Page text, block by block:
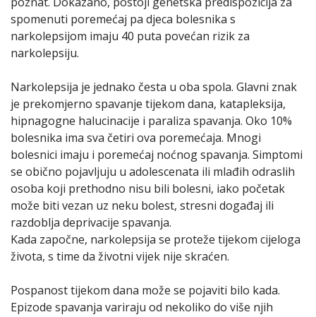
spomenuti poremećaj pa djeca bolesnika s
narkolepsijom imaju 40 puta povećan rizik za
narkolepsiju.
Narkolepsija je jednako česta u oba spola. Glavni znak
je prekomjerno spavanje tijekom dana, katapleksija,
hipnagogne halucinacije i paraliza spavanja. Oko 10%
bolesnika ima sva četiri ova poremećaja. Mnogi
bolesnici imaju i poremećaj noćnog spavanja. Simptomi
se obično pojavljuju u adolescenata ili mlađih odraslih
osoba koji prethodno nisu bili bolesni, iako početak
može biti vezan uz neku bolest, stresni događaj ili
razdoblja deprivacije spavanja.
Kada započne, narkolepsija se proteže tijekom cijeloga
života, s time da životni vijek nije skraćen.
Pospanost tijekom dana može se pojaviti bilo kada.
Epizode spavanja variraju od nekoliko do više njih